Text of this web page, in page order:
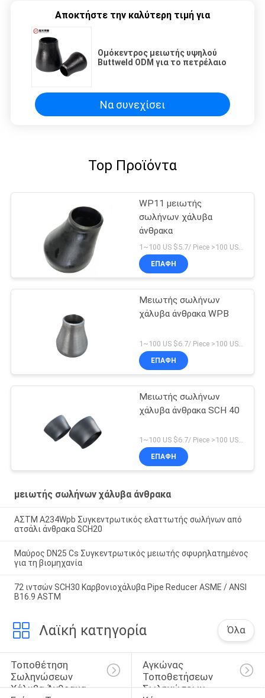
Αποκτήστε την καλύτερη τιμή για
Ομόκεντρος μειωτής υψηλού
Buttweld ODM για το πετρέλαιο
Να συνεχίσει
Top Προϊόντα
WP11 μειωτής
σωλήνων χάλυβα
άνθρακα
ΕΠΑΦΉ
Μειωτής σωλήνων
χάλυβα άνθρακα WPB
ΕΠΑΦΉ
Μειωτής σωλήνων
χάλυβα άνθρακα SCH 40
1~100 US $6.7/ Piece >100 US $4.5/ Piece MOQ:1 κομμάτι
ΕΠΑΦΉ
μειωτής σωλήνων χάλυβα άνθρακα
ΑΣTM A234Wpb Συγκεντρωτικός ελαττωτής σωλήνων από
ατσάλι άνθρακα SCH20
Μαύρος DN25 Cs Συγκεντρωτικός μειωτής σφυρηλατημένος
για τη βιομηχανία
72 ιντσών SCH30 Καρβονιοχάλυβα Pipe Reducer ASME / ANSI
B16.9 ASTM
Λαϊκή κατηγορία Όλα
Τοποθέτηση
Σωληνώσεων
Χάλυβα Άνθρακα
Αγκώνας
Τοποθετήσεων
Σωληνώσεων